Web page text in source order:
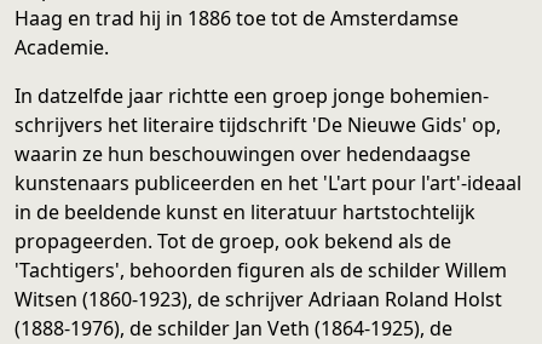
Haag en trad hij in 1886 toe tot de Amsterdamse
Academie.
In datzelfde jaar richtte een groep jonge bohemien-
schrijvers het literaire tijdschrift 'De Nieuwe Gids' op,
waarin ze hun beschouwingen over hedendaagse
kunstenaars publiceerden en het 'L'art pour l'art'-ideaal
in de beeldende kunst en literatuur hartstochtelijk
propageerden. Tot de groep, ook bekend als de
'Tachtigers', behoorden figuren als de schilder Willem
Witsen (1860-1923), de schrijver Adriaan Roland Holst
(1888-1976), de schilder Jan Veth (1864-1925), de